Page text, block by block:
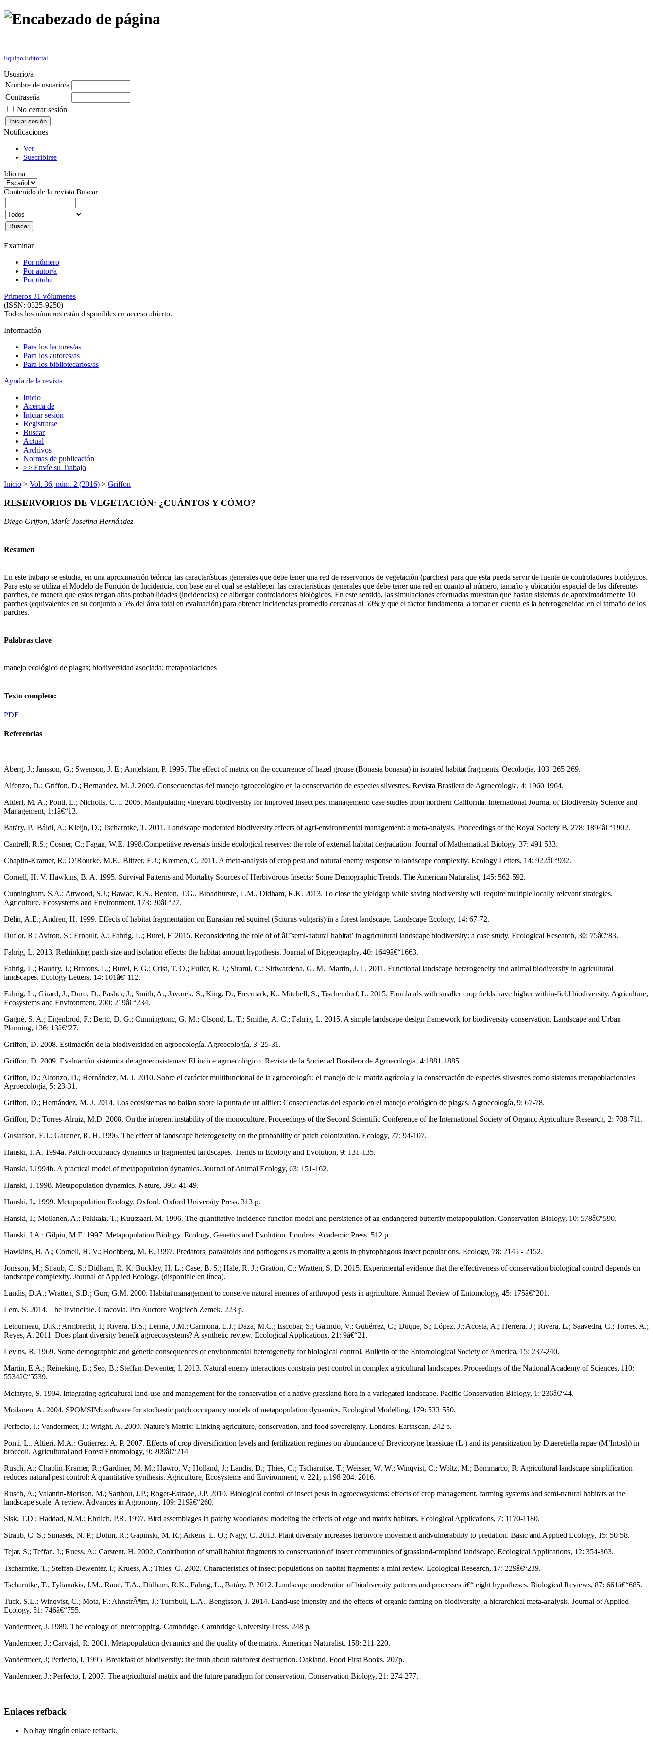
Equipo Editorial
Usuario/a
Nombre de usuario/a
Contraseña
No cerrar sesión
Notificaciones
Ver
Suscribirse
Idioma
Contenido de la revista Buscar
Examinar
Por número
Por autor/a
Por título
Primeros 31 vólumenes
(ISSN: 0325-9250)
Todos los números están disponibles en acceso abierto.
Información
Para los lectores/as
Para los autores/as
Para los bibliotecarios/as
Ayuda de la revista
Inicio
Acerca de
Iniciar sesión
Registrarse
Buscar
Actual
Archivos
Normas de publicación
>> Envíe su Trabajo
Inicio > Vol. 36, núm. 2 (2016) > Griffon
RESERVORIOS DE VEGETACIÓN: ¿CUÁNTOS Y CÓMO?
Diego Griffon, María Josefina Hernández
Resumen
En este trabajo se estudia, en una aproximación teórica, las características generales que debe tener una red de reservorios de vegetación (parches) para que ésta pueda servir de fuente de controladores biológicos.
Para esto se utiliza el Modelo de Función de Incidencia, con base en el cual se establecen las características generales que debe tener una red en cuanto al número, tamaño y ubicación espacial de los diferentes
parches, de manera que estos tengan altas probabilidades (incidencias) de albergar controladores biológicos. En este sentido, las simulaciones efectuadas muestran que bastan sistemas de aproximadamente 10
parches (equivalentes en su conjunto a 5% del área total en evaluación) para obtener incidencias promedio cercanas al 50% y que el factor fundamental a tomar en cuenta es la heterogeneidad en el tamaño de los
parches.
Palabras clave
manejo ecológico de plagas; biodiversidad asociada; metapoblaciones
Texto completo:
PDF
Referencias
Aberg, J.; Jansson, G.; Swenson, J. E.; Angelstam, P. 1995. The effect of matrix on the occurrence of hazel grouse (Bonasia bonasia) in isolated habitat fragments. Oecologia, 103: 265-269.
Alfonzo, D.; Griffon, D.; Hernandez, M. J. 2009. Consecuencias del manejo agroecológico en la conservación de especies silvestres. Revista Brasilera de Agroecología, 4: 1960 1964.
Altieri, M. A.; Ponti, L.; Nicholls, C. I. 2005. Manipulating vineyard biodiversity for improved insect pest management: case studies from northern California. International Journal of Biodiversity Science and
Management, 1:1â€“13.
Batáry, P.; Báldi, A.; Kleijn, D.; Tscharntke, T. 2011. Landscape moderated biodiversity effects of agri-environmental management: a meta-analysis. Proceedings of the Royal Society B, 278: 1894â€“1902.
Cantrell, R.S.; Cosner, C.; Fagan, W.E. 1998.Competitive reversals inside ecological reserves: the role of external habitat degradation. Journal of Mathematical Biology, 37: 491 533.
Chaplin-Kramer, R.; O’Rourke, M.E.; Blitzer, E.J.; Kremen, C. 2011. A meta-analysis of crop pest and natural enemy response to landscape complexity. Ecology Letters, 14: 922â€“932.
Cornell, H. V. Hawkins, B. A. 1995. Survival Patterns and Mortality Sources of Herbivorous Insects: Some Demographic Trends. The American Naturalist, 145: 562-592.
Cunningham, S.A.; Attwood, S.J.; Bawac, K.S., Benton, T.G., Broadhurste, L.M., Didham, R.K. 2013. To close the yieldgap while saving biodiversity will require multiple locally relevant strategies.
Agriculture, Ecosystems and Environment, 173: 20â€“27.
Delin, A.E.; Andren, H. 1999. Effects of habitat fragmentation on Eurasian red squirrel (Sciurus vulgaris) in a forest landscape. Landscape Ecology, 14: 67-72.
Duflot, R.; Aviron, S.; Ernoult, A.; Fahrig, L.; Burel, F. 2015. Reconsidering the role of of â€˜semi-natural habitat’ in agricultural landscape biodiversity: a case study. Ecological Research, 30: 75â€“83.
Fahrig, L. 2013. Rethinking patch size and isolation effects: the habitat amount hypothesis. Journal of Biogeography, 40: 1649â€“1663.
Fahrig, L.; Baudry, J.; Brotons, L.; Burel, F. G.; Crist, T. O.; Fuller, R. J.; SiramI, C.; Siriwardena, G. M.; Martin, J. L. 2011. Functional landscape heterogeneity and animal biodiversity in agricultural
landscapes. Ecology Letters, 14: 101â€“112.
Fahrig, L.; Girard, J.; Duro, D.; Pasher, J.; Smith, A.; Javorek, S.; King, D.; Freemark, K.; Mitchell, S.; Tischendorf, L. 2015. Farmlands with smaller crop fields have higher within-field biodiversity. Agriculture,
Ecosystems and Environment, 200: 219â€“234.
Gagné, S. A.; Eigenbrod, F.; Bertc, D. G.; Cunningtonc, G. M.; Olsond, L. T.; Smithe, A. C.; Fahrig, L. 2015. A simple landscape design framework for biodiversity conservation. Landscape and Urban
Planning, 136: 13â€“27.
Griffon, D. 2008. Estimación de la biodiversidad en agroecología. Agroecología, 3: 25-31.
Griffon, D. 2009. Evaluación sistémica de agroecosistemas: El índice agroecológico. Revista de la Sociedad Brasilera de Agroecologia, 4:1881-1885.
Griffon, D.; Alfonzo, D.; Hernández, M. J. 2010. Sobre el carácter multifuncional de la agroecología: el manejo de la matriz agrícola y la conservación de especies silvestres como sistemas metapoblacionales.
Agroecología, 5: 23-31.
Griffon, D.; Hernández, M. J. 2014. Los ecosistemas no bailan sobre la punta de un alfiler: Consecuencias del espacio en el manejo ecológico de plagas. Agroecología, 9: 67-78.
Griffon, D.; Torres-Alruiz, M.D. 2008. On the inherent instability of the monoculture. Proceedings of the Second Scientific Conference of the International Society of Organic Agriculture Research, 2: 708-711.
Gustafson, E.J.; Gardner, R. H. 1996. The effect of landscape heterogeneity on the probability of patch colonization. Ecology, 77: 94-107.
Hanski, I. A. 1994a. Patch-occupancy dynamics in fragmented landscapes. Trends in Ecology and Evolution, 9: 131-135.
Hanski, I.1994b. A practical model of metapopulation dynamics. Journal of Animal Ecology, 63: 151-162.
Hanski, I. 1998. Metapopulation dynamics. Nature, 396: 41-49.
Hanski, I., 1999. Metapopulation Ecology. Oxford. Oxford University Press. 313 p.
Hanski, I.; Moilanen, A.; Pakkala, T.; Kuussaari, M. 1996. The quantitative incidence function model and persistence of an endangered butterfly metapopulation. Conservation Biology, 10: 578â€“590.
Hanski, I.A.; Gilpin, M.E. 1997. Metapopulation Biology. Ecology, Genetics and Evolution. Londres. Academic Press. 512 p.
Hawkins, B. A.; Cornell, H. V.; Hochberg, M. E. 1997. Predators, parasitoids and pathogens as mortality a gents in phytophagous insect popularions. Ecology, 78: 2145 - 2152.
Jonsson, M.; Straub, C. S.; Didham, R. K. Buckley, H. L.; Case, B. S.; Hale, R. J.; Gratton, C.; Wratten, S. D. 2015. Experimental evidence that the effectiveness of conservation biological control depends on
landscape complexity. Journal of Applied Ecology. (disponible en línea).
Landis, D.A.; Wratten, S.D.; Gurr, G.M. 2000. Habitat management to conserve natural enemies of arthropod pests in agriculture. Annual Review of Entomology, 45: 175â€“201.
Lem, S. 2014. The Invincible. Cracovia. Pro Auctore Wojciech Zemek. 223 p.
Letourneau, D.K.; Armbrecht, I.; Rivera, B.S.; Lerma, J.M.; Carmona, E.J.; Daza, M.C.; Escobar, S.; Galindo, V.; Gutiérrez, C.; Duque, S.; López, J.; Acosta, A.; Herrera, J.; Rivera, L.; Saavedra, C.; Torres, A.;
Reyes, A. 2011. Does plant diversity benefit agroecosystems? A synthetic review. Ecological Applications, 21: 9â€“21.
Levins, R. 1969. Some demographic and genetic consequences of environmental heterogeneity for biological control. Bulletin of the Entomological Society of America, 15: 237-240.
Martin, E.A.; Reineking, B.; Seo, B.; Steffan-Dewenter, I. 2013. Natural enemy interactions constrain pest control in complex agricultural landscapes. Proceedings of the National Academy of Sciences, 110:
5534â€“5539.
Mcintyre, S. 1994. Integrating agricultural land-use and management for the conservation of a native grassland flora in a variegated landscape. Pacific Conservation Biology, 1: 236â€“44.
Moilanen, A. 2004. SPOMSIM: software for stochastic patch occupancy models of metapopulation dynamics. Ecological Modelling, 179: 533-550.
Perfecto, I.; Vandermeer, J.; Wright, A. 2009. Nature’s Matrix: Linking agriculture, conservation, and food sovereignty. Londres. Earthscan. 242 p.
Ponti, L., Altieri, M.A.; Gutierrez, A. P. 2007. Effects of crop diversification levels and fertilization regimes on abundance of Brevicoryne brassicae (L.) and its parasitization by Diaeretiella rapae (M’Intosh) in
broccoli. Agricultural and Forest Entomology, 9: 209â€“214.
Rusch, A.; Chaplin-Kramer, R.; Gardiner, M. M.; Hawro, V.; Holland, J.; Landis, D.; Thies, C.; Tscharntke, T.; Weisser, W. W.; Winqvist, C.; Woltz, M.; Bommarco, R. Agricultural landscape simplification
reduces natural pest control: A quantitative synthesis. Agriculture, Ecosystems and Environment, v. 221, p.198 204. 2016.
Rusch, A.; Valantin-Morison, M.; Sarthou, J.P.; Roger-Estrade, J.P. 2010. Biological control of insect pests in agroecosystems: effects of crop management, farming systems and semi-natural habitats at the
landscape scale. A review. Advances in Agronomy, 109: 219â€“260.
Sisk, T.D.; Haddad, N.M.; Ehrlich, P.R. 1997. Bird assemblages in patchy woodlands: modeling the effects of edge and matrix habitats. Ecological Applications, 7: 1170-1180.
Straub, C. S.; Simasek, N. P.; Dohm, R.; Gapinski, M. R.; Aikens, E. O.; Nagy, C. 2013. Plant diversity increases herbivore movement andvulnerability to predation. Basic and Applied Ecology, 15: 50-58.
Tejat, S.; Teffan, I.; Ruess, A.; Carstent, H. 2002. Contribution of small habitat fragments to conservation of insect communities of grassland-cropland landscape. Ecological Applications, 12: 354-363.
Tscharntke, T.; Steffan-Dewenter, I.; Kruess, A.; Thies, C. 2002. Characteristics of insect populations on habitat fragments: a mini review. Ecological Research, 17: 229â€“239.
Tscharntke, T., Tylianakis, J.M., Rand, T.A., Didham, R.K., Fahrig, L., Batáry, P. 2012. Landscape moderation of biodiversity patterns and processes â€“ eight hypotheses. Biological Reviews, 87: 661â€“685.
Tuck, S.L.; Winqvist, C.; Mota, F.; AhnstrÃ¶m, J.; Turnbull, L.A.; Bengtsson, J. 2014. Land-use intensity and the effects of organic farming on biodiversity: a hierarchical meta-analysis. Journal of Applied
Ecology, 51: 746â€“755.
Vandermeer, J. 1989. The ecology of intercropping. Cambridge. Cambridge University Press. 248 p.
Vandermeer, J.; Carvajal, R. 2001. Metapopulation dynamics and the quality of the matrix. American Naturalist, 158: 211-220.
Vandermeer, J; Perfecto, I. 1995. Breakfast of biodiversity: the truth about rainforest destruction. Oakland. Food First Books. 207p.
Vandermeer, J.; Perfecto, I. 2007. The agricultural matrix and the future paradigm for conservation. Conservation Biology, 21: 274-277.
Enlaces refback
No hay ningún enlace refback.